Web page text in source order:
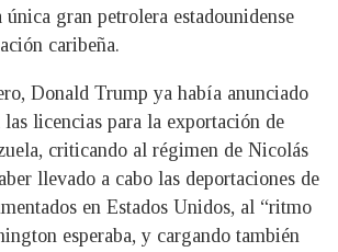
gran petrolera estadounidense
caribeña.
Donald Trump ya había anunciado
licencias para la exportación de
criticando al régimen de Nicolás
llevado a cabo las deportaciones de
en Estados Unidos, al “ritmo
esperaba, y cargando también